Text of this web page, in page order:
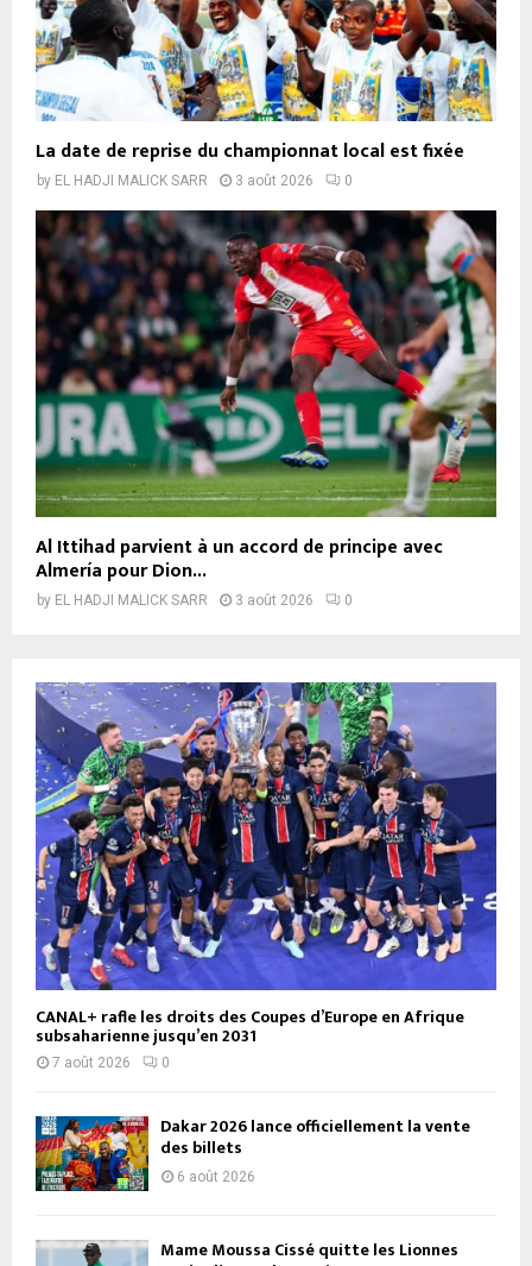
La date de reprise du championnat local est fixée
by EL HADJI MALICK SARR 3 août 2026 0
Al Ittihad parvient à un accord de principe avec
Almería pour Dion...
by EL HADJI MALICK SARR 3 août 2026 0
CANAL+ rafle les droits des Coupes d’Europe en Afrique
subsaharienne jusqu’en 2031
7 août 2026 0
Dakar 2026 lance officiellement la vente
des billets
6 août 2026
Mame Moussa Cissé quitte les Lionnes